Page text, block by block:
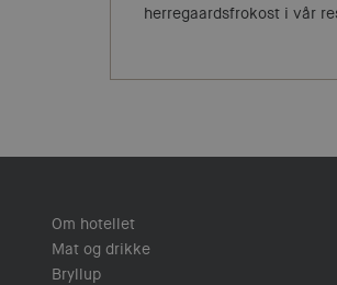
herregaardsfrokost i vår
Om hotellet
Mat og drikke
Bryllup